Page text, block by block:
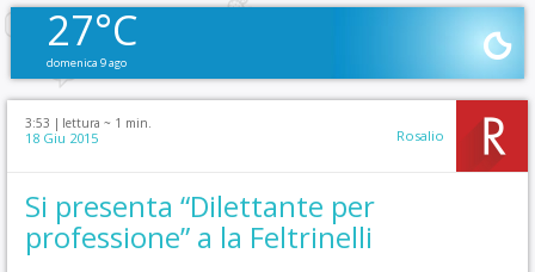
27°C
domenica 9 ago
3:53 | lettura ~ 1 min.
18 Giu 2015 Rosalio
Si presenta “Dilettante per
professione” a la Feltrinelli